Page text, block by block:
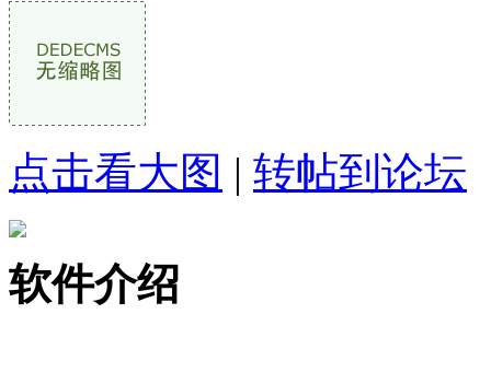
点击看大图 | 转帖到论坛
软件介绍